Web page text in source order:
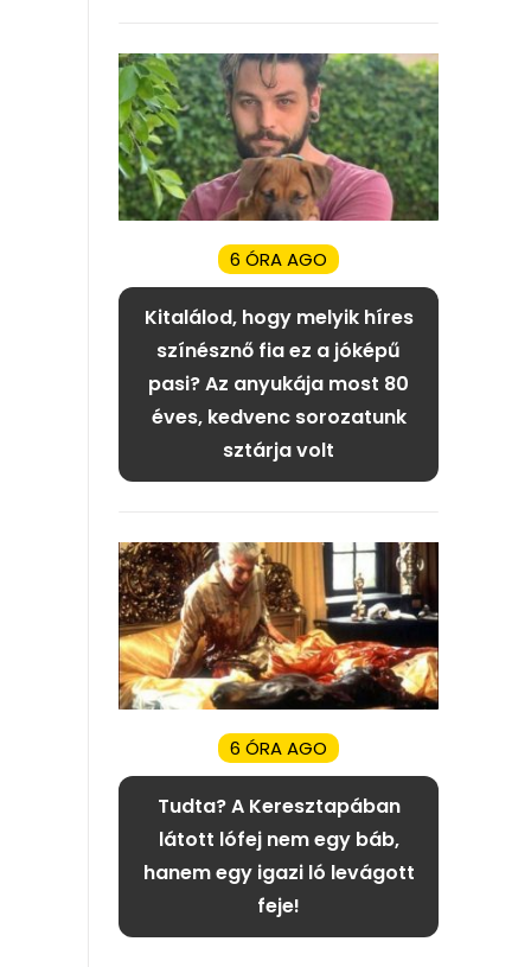
6 ÓRA AGO
Kitalálod, hogy melyik híres
színésznő fia ez a jóképű
pasi? Az anyukája most 80
éves, kedvenc sorozatunk
sztárja volt
6 ÓRA AGO
Tudta? A Keresztapában
látott lófej nem egy báb,
hanem egy igazi ló levágott
feje!